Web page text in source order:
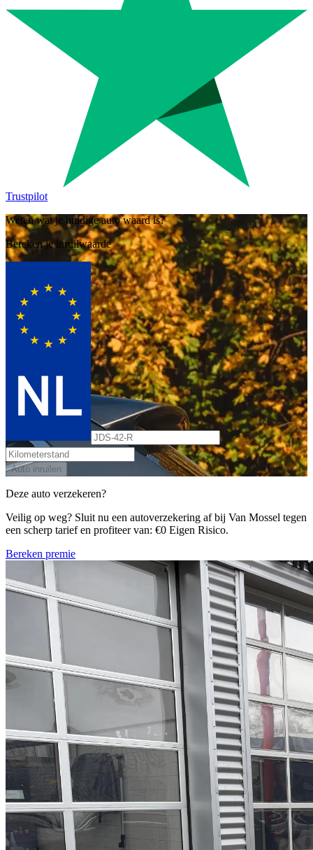
Trustpilot
Weten wat je huidige auto waard is?
Bereken je inruilwaarde
Auto inruilen
Deze auto verzekeren?
Veilig op weg? Sluit nu een autoverzekering af bij Van Mossel tegen
een scherp tarief en profiteer van: €0 Eigen Risico.
Bereken premie